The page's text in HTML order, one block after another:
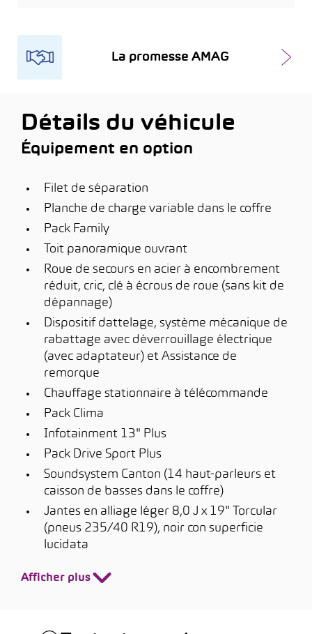
La promesse AMAG
Détails du véhicule
Équipement en option
Filet de séparation
Planche de charge variable dans le coffre
Pack Family
Toit panoramique ouvrant
Roue de secours en acier à encombrement
réduit, cric, clé à écrous de roue (sans kit de
dépannage)
Dispositif dattelage, système mécanique de
rabattage avec déverrouillage électrique
(avec adaptateur) et Assistance de
remorque
Chauffage stationnaire à télécommande
Pack Clima
Infotainment 13" Plus
Pack Drive Sport Plus
Soundsystem Canton (14 haut-parleurs et
caisson de basses dans le coffre)
Jantes en alliage léger 8,0 J x 19" Torcular
(pneus 235/40 R19), noir con superficie
lucidata
Afficher plus